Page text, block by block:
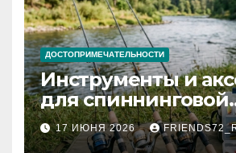
ДОСТОПРИМЕЧАТЕЛЬНОСТИ
Инструменты и
для спиннинговой
рыбалки:
типы
17 ИЮНЯ 2026